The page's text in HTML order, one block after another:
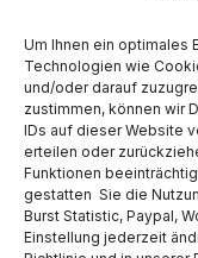
Um Ihnen ein optimales
Technologien wie
und/oder darauf
zustimmen, können wir
IDs auf dieser Website
erteilen oder
Funktionen
gestatten Sie die
Burst Statistic, Paypal,
Einstellung jederzeit
Ambident
Dental Geräte Handel